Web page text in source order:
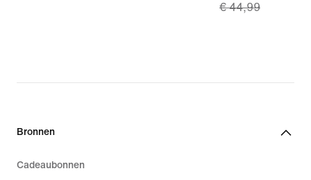
price
€ 44,99
€ 44,99
Bronnen
Cadeaubonnen